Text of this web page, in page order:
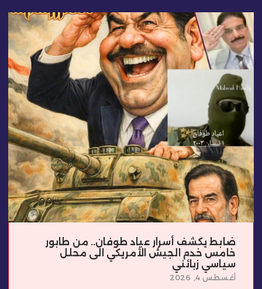
ضابط يكشف أسرار عياد طوفان.. من طابور
خامس خدم الجيش الأمريكي الى محلل
سياسي زبائني
أغسطس 4, 2026